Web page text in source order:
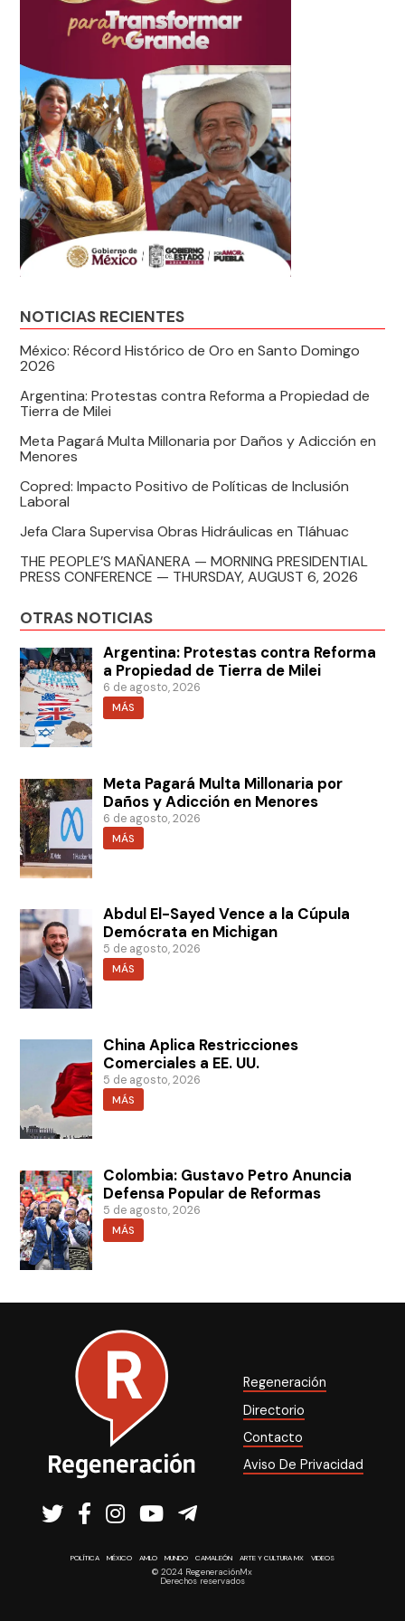
NOTICIAS RECIENTES
México: Récord Histórico de Oro en Santo Domingo
2026
Argentina: Protestas contra Reforma a Propiedad de
Tierra de Milei
Meta Pagará Multa Millonaria por Daños y Adicción en
Menores
Copred: Impacto Positivo de Políticas de Inclusión
Laboral
Jefa Clara Supervisa Obras Hidráulicas en Tláhuac
THE PEOPLE’S MAÑANERA — MORNING PRESIDENTIAL
PRESS CONFERENCE — THURSDAY, AUGUST 6, 2026
OTRAS NOTICIAS
Argentina: Protestas contra Reforma
a Propiedad de Tierra de Milei
6 de agosto, 2026
MÁS
Meta Pagará Multa Millonaria por
Daños y Adicción en Menores
6 de agosto, 2026
MÁS
Abdul El-Sayed Vence a la Cúpula
Demócrata en Michigan
5 de agosto, 2026
MÁS
China Aplica Restricciones
Comerciales a EE. UU.
5 de agosto, 2026
MÁS
Colombia: Gustavo Petro Anuncia
Defensa Popular de Reformas
5 de agosto, 2026
MÁS
Regeneración
Directorio
Contacto
Aviso De Privacidad
POLÍTICA MÉXICO AMLO MUNDO CAMALEÓN ARTE Y CULTURA MX VIDEOS
© 2024 RegeneraciónMx
Derechos reservados